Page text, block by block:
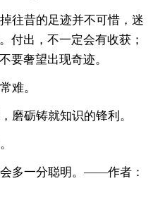
往昔的足迹并不可惜，迷
付出，不一定会有收获；
要奢望出现奇迹。
难。
磨砺铸就知识的锋利。
多一分聪明。——作者：